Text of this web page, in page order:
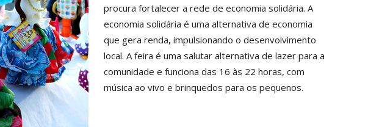
procura fortalecer a rede de economia solidária. A
economia solidária é uma alternativa de economia
que gera renda, impulsionando o desenvolvimento
local. A feira é uma salutar alternativa de lazer para a
comunidade e funciona das 16 às 22 horas, com
música ao vivo e brinquedos para os pequenos.